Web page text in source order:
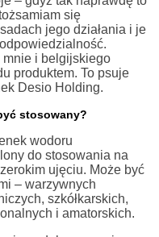
się
jego działania i je
mnie i belgijskiego
produktem. To psuje
Desio Holding.
stosowany?
wodoru
do stosowania na
ujęciu. Może być
– warzywnych
szkółkarskich,
i amatorskich.